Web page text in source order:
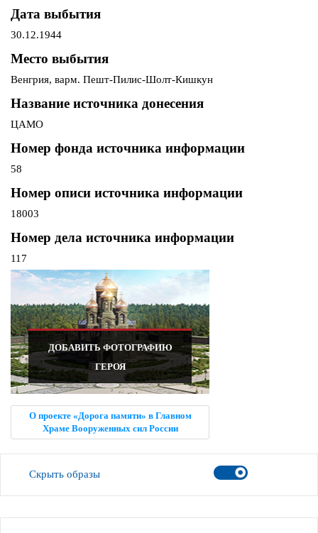
Дата выбытия
30.12.1944
Место выбытия
Венгрия, варм. Пешт-Пилис-Шолт-Кишкун
Название источника донесения
ЦАМО
Номер фонда источника информации
58
Номер описи источника информации
18003
Номер дела источника информации
117
ДОБАВИТЬ ФОТОГРАФИЮ
ГЕРОЯ
О проекте «Дорога памяти» в Главном
Храме Вооруженных сил России
Скрыть образы